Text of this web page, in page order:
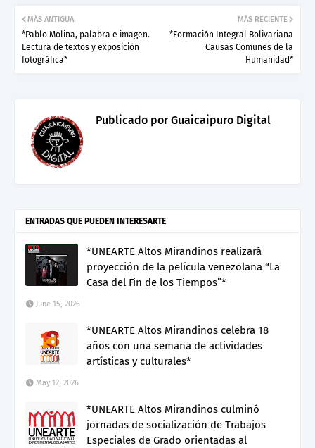
MÁS RECIENTE
*Formación Integral Bolivariana
Causas Comunes de la
Humanidad*
MÁS ANTIGUA
*Pablo Molina, palabra e imagen.
Lectura de textos y exposición
fotográfica*
Publicado porGuaicaipuro Digital
ENTRADAS QUE PUEDEN INTERESARTE
*UNEARTE Altos Mirandinos realizará
proyección de la película venezolana “La
Casa del Fin de los Tiempos”*
June 15, 2026
*UNEARTE Altos Mirandinos celebra 18
años con una semana de actividades
artísticas y culturales*
May 12, 2026
*UNEARTE Altos Mirandinos culminó
jornadas de socialización de Trabajos
Especiales de Grado orientadas al